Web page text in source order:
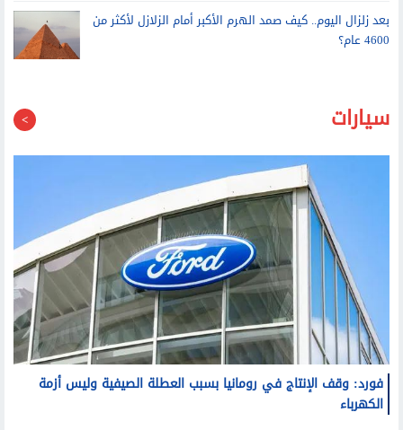
بعد زلزال اليوم.. كيف صمد الهرم الأكبر أمام الزلازل لأكثر من
4600 عام؟
سيارات
فورد: وقف الإنتاج في رومانيا بسبب العطلة الصيفية وليس أزمة
الكهرباء